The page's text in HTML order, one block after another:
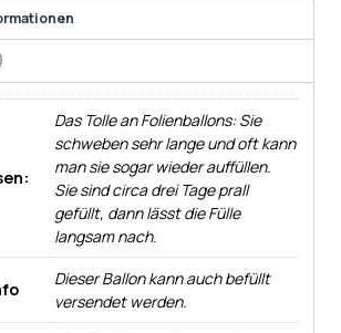
Das Tolle an Folienballons: Sie
schweben sehr lange und oft kann
man sie sogar wieder auffüllen.
Sie sind circa drei Tage prall
gefüllt, dann lässt die Fülle
langsam nach.
Dieser Ballon kann auch befüllt
versendet werden.